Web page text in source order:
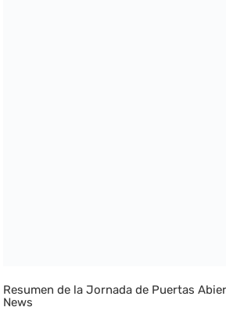
Resumen de la Jornada de Puertas
News